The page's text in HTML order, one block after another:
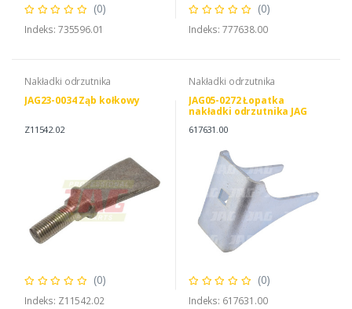
(0)
Indeks: 735596.01
(0)
Indeks: 777638.00
Nakładki odrzutnika
JAG23-0034 Ząb kołkowy
Z11542.02
(0)
Indeks: Z11542.02
Nakładki odrzutnika
JAG05-0272 Łopatka
nakładki odrzutnika JAG
617631.00
(0)
Indeks: 617631.00